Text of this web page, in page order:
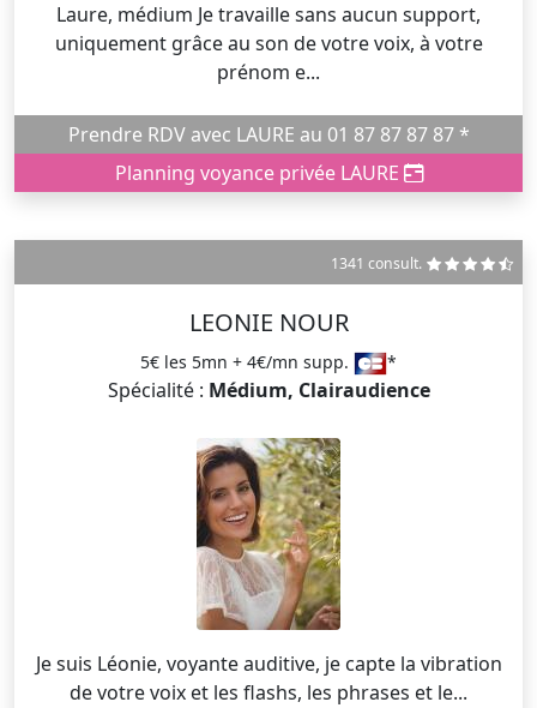
Laure, médium Je travaille sans aucun support,
uniquement grâce au son de votre voix, à votre
prénom e...
Prendre RDV avec LAURE au 01 87 87 87 87 *
Planning voyance privée LAURE
1341 consult.
LEONIE NOUR
5€ les 5mn + 4€/mn supp. *
Spécialité : Médium, Clairaudience
Je suis Léonie, voyante auditive, je capte la vibration
de votre voix et les flashs, les phrases et le...